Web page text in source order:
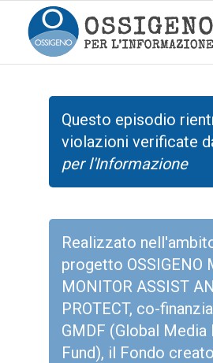
Questo episodio
violazioni verificate
per l'Informazione
Realizzato
progetto OSSIGENO
MONITOR ASSIST
PROTECT, co-
GMDF (Global Media
Fund), il Fondo creato